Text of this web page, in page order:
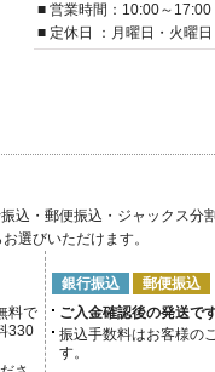
■ 営業時間：10:00～17:00
■ 定休日 ：月曜日・火曜日
込・郵便振込・ジャックス分
選びいただけます。
料で
330
銀行振込
郵便振込
ご入金確認後の発送で
振込手数料はお客様の
す。